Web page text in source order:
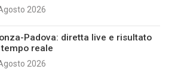
2026
Padova: diretta live e risultato
reale
2026